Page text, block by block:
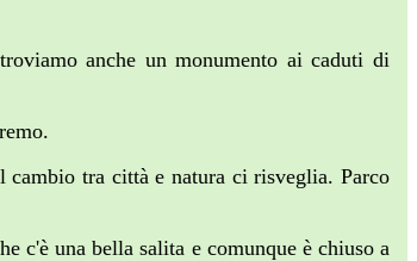
anche un monumento ai caduti di
cambio tra città e natura ci risveglia. Parco
c'è una bella salita e comunque è chiuso a